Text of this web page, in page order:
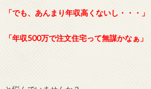
「でも、あんまり年収高くないし・・・」
「年収500万で注文住宅って無謀かなぁ」